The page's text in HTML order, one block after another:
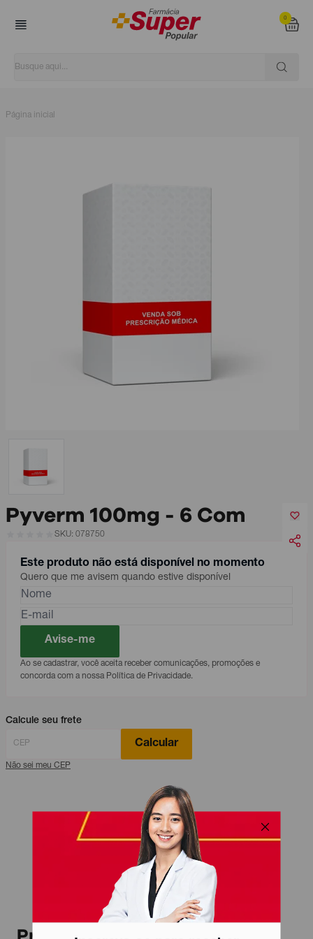
0
Página inicial
Pyverm 100mg - 6 Com
SKU: 078750
Este produto não está disponível no momento
Quero que me avisem quando estive disponível
Avise-me
Ao se cadastrar, você aceita receber comunicações, promoções e
concorda com a nossa Política de Privacidade.
Calcule seu frete
Calcular
Não sei meu CEP